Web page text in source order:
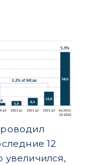
12
увеличился,